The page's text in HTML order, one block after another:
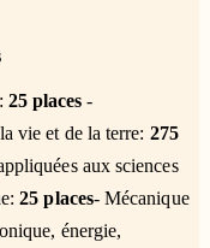
25 places -
vie et de la terre: 275
aux sciences
25 places- Mécanique
énergie,